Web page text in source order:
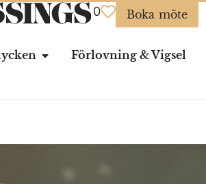
0 Boka möte
Förlovning & Vigsel